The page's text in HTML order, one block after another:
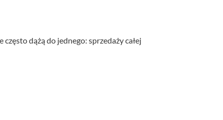
dążą do jednego: sprzedaży całej